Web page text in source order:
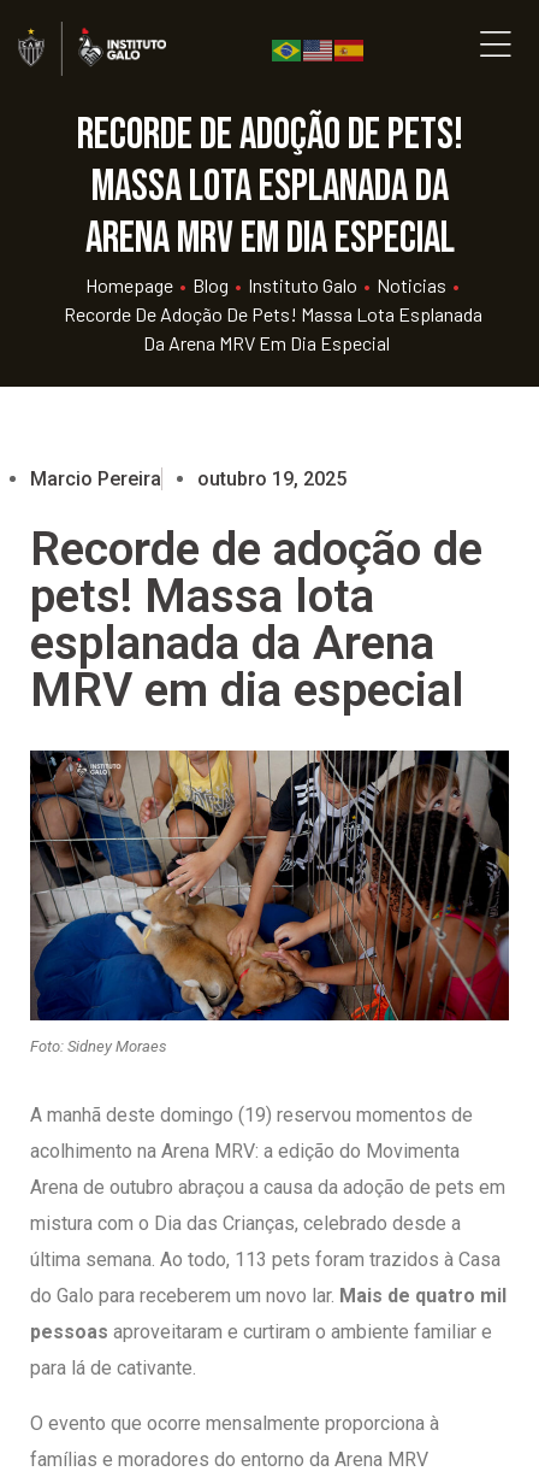
Recorde de adoção de pets!
Massa lota esplanada da
Arena MRV em dia especial
Homepage • Blog • Instituto Galo • Noticias •
Recorde De Adoção De Pets! Massa Lota Esplanada
Da Arena MRV Em Dia Especial
Marcio Pereira outubro 19, 2025
Recorde de adoção de
pets! Massa lota
esplanada da Arena
MRV em dia especial
Foto: Sidney Moraes
A manhã deste domingo (19) reservou momentos de
acolhimento na Arena MRV: a edição do Movimenta
Arena de outubro abraçou a causa da adoção de pets em
mistura com o Dia das Crianças, celebrado desde a
última semana. Ao todo, 113 pets foram trazidos à Casa
do Galo para receberem um novo lar. Mais de quatro mil
pessoas aproveitaram e curtiram o ambiente familiar e
para lá de cativante.
O evento que ocorre mensalmente proporciona à
famílias e moradores do entorno da Arena MRV